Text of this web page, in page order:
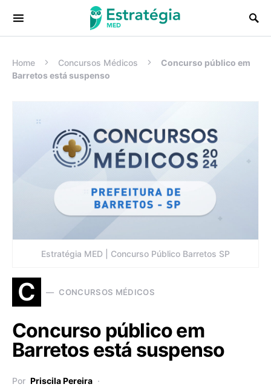
Procurar:
Home Concursos Médicos
Concurso público em
Barretos está suspenso
Estratégia MED | Concurso Público Barretos SP
C CONCURSOS MÉDICOS
Concurso público em
Barretos está suspenso
Por Priscila Pereira